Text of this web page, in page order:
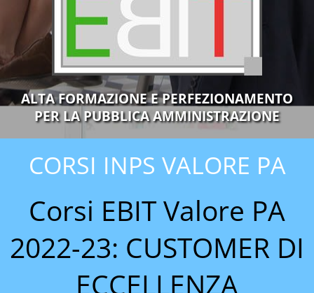
ALTA FORMAZIONE E PERFEZIONAMENTO
PER LA PUBBLICA AMMINISTRAZIONE
CORSI INPS VALORE PA
Corsi EBIT Valore PA
2022-23: CUSTOMER DI
ECCELLENZA